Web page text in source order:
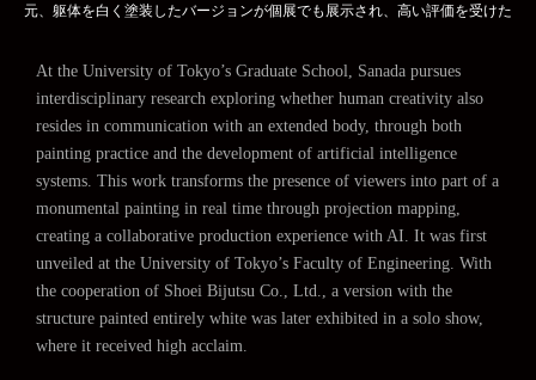
元、躯体を白く塗装したバージョンが個展でも展示され、高い評価を受けた
At the University of Tokyo’s Graduate School, Sanada pursues
interdisciplinary research exploring whether human creativity also
resides in communication with an extended body, through both
painting practice and the development of artificial intelligence
systems. This work transforms the presence of viewers into part of a
monumental painting in real time through projection mapping,
creating a collaborative production experience with AI. It was first
unveiled at the University of Tokyo’s Faculty of Engineering. With
the cooperation of Shoei Bijutsu Co., Ltd., a version with the
structure painted entirely white was later exhibited in a solo show,
where it received high acclaim.